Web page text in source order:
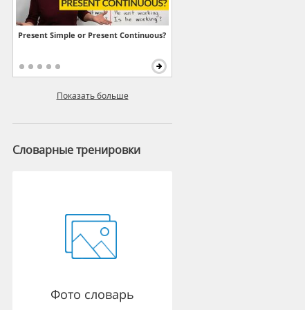
Present Simple or Present Continuous?
Показать больше
Словарные тренировки
Фото словарь